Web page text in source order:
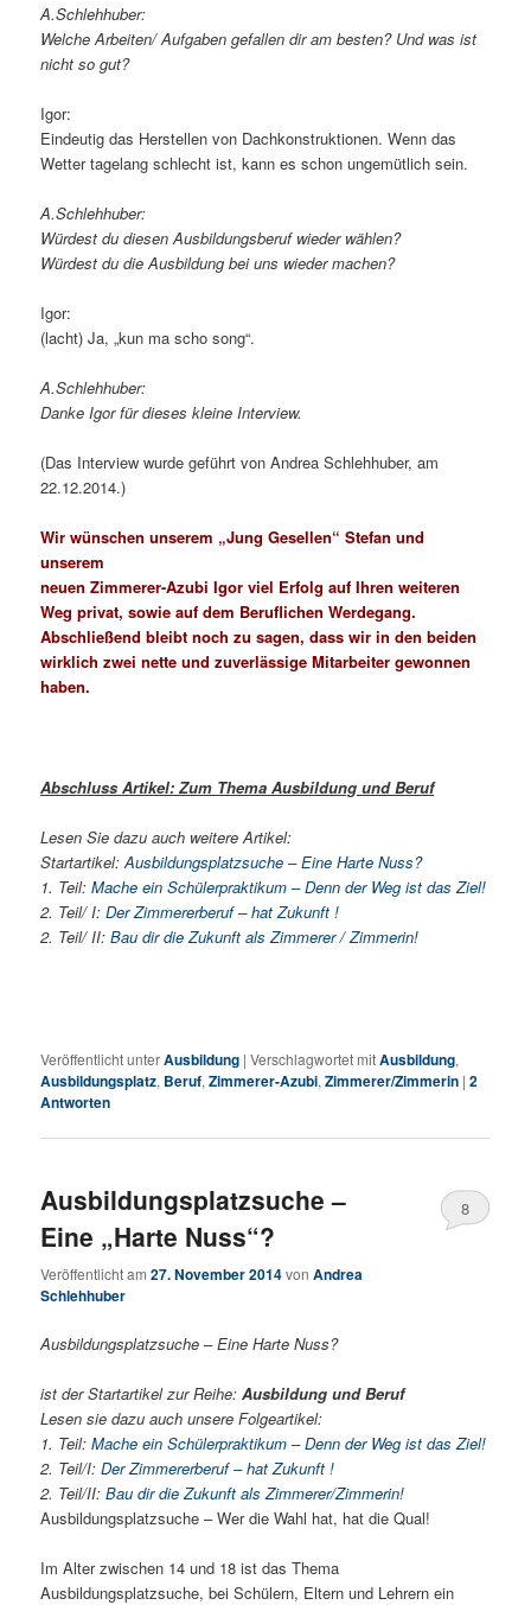
A.Schlehhuber:
Welche Arbeiten/ Aufgaben gefallen dir am besten? Und was ist
nicht so gut?
Igor:
Eindeutig das Herstellen von Dachkonstruktionen. Wenn das
Wetter tagelang schlecht ist, kann es schon ungemütlich sein.
A.Schlehhuber:
Würdest du diesen Ausbildungsberuf wieder wählen?
Würdest du die Ausbildung bei uns wieder machen?
Igor:
(lacht) Ja, „kun ma scho song“.
A.Schlehhuber:
Danke Igor für dieses kleine Interview.
(Das Interview wurde geführt von Andrea Schlehhuber, am
22.12.2014.)
Wir wünschen unserem „Jung Gesellen“ Stefan und
unserem
neuen Zimmerer-Azubi Igor viel Erfolg auf Ihren weiteren
Weg privat, sowie auf dem Beruflichen Werdegang.
Abschließend bleibt noch zu sagen, dass wir in den beiden
wirklich zwei nette und zuverlässige Mitarbeiter gewonnen
haben.
Abschluss Artikel: Zum Thema Ausbildung und Beruf
Lesen Sie dazu auch weitere Artikel:
Startartikel:Ausbildungsplatzsuche – Eine Harte Nuss?
1. Teil:Mache ein Schülerpraktikum – Denn der Weg ist das Ziel!
2. Teil/ I:Der Zimmererberuf – hat Zukunft !
2. Teil/ II:Bau dir die Zukunft als Zimmerer / Zimmerin!
Veröffentlicht unterAusbildung |Verschlagwortet mitAusbildung,
Ausbildungsplatz, Beruf,Zimmerer-Azubi,Zimmerer/Zimmerin |2
Antworten
Ausbildungsplatzsuche –
Eine „Harte Nuss“?
Veröffentlicht am27. November 2014vonAndrea
Schlehhuber
8
Ausbildungsplatzsuche – Eine Harte Nuss?
ist der Startartikel zur Reihe:Ausbildung und Beruf
Lesen sie dazu auch unsere Folgeartikel:
1. Teil:Mache ein Schülerpraktikum – Denn der Weg ist das Ziel!
2. Teil/I:Der Zimmererberuf – hat Zukunft !
2. Teil/II:Bau dir die Zukunft als Zimmerer/Zimmerin!
Ausbildungsplatzsuche – Wer die Wahl hat, hat die Qual!
Im Alter zwischen 14 und 18 ist das Thema
Ausbildungsplatzsuche, bei Schülern, Eltern und Lehrern ein